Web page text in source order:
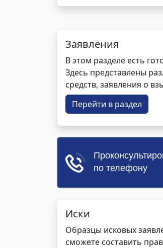
Заявления
В этом разделе есть
Здесь представлены
средств, заявления о
Перейти в раздел
Иски
Образцы исковых
сможете составить